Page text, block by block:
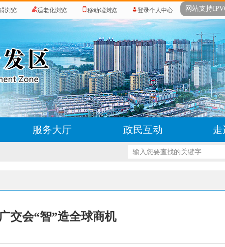
浏览 适老化浏览 移动端浏览 登录个人中心 网站支持
服务大厅 政民互动 走
交会“智”造全球商机